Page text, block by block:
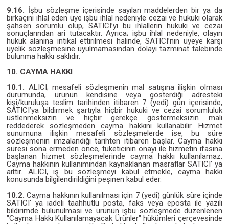
9.16. İşbu sözleşme içerisinde sayılan maddelerden bir ya da
birkaçını ihlal eden üye işbu ihlal nedeniyle cezai ve hukuki olarak
şahsen sorumlu olup, SATICI’yı bu ihlallerin hukuki ve cezai
sonuçlarından ari tutacaktır. Ayrıca; işbu ihlal nedeniyle, olayın
hukuk alanına intikal ettirilmesi halinde, SATICI’nın üyeye karşı
üyelik sözleşmesine uyulmamasından dolayı tazminat talebinde
bulunma hakkı saklıdır.
10. CAYMA HAKKI
10.1. ALICI; mesafeli sözleşmenin mal satışına ilişkin olması
durumunda, ürünün kendisine veya gösterdiği adresteki
kişi/kuruluşa teslim tarihinden itibaren 7 (yedi) gün içerisinde,
SATICI’ya bildirmek şartıyla hiçbir hukuki ve cezai sorumluluk
üstlenmeksizin ve hiçbir gerekçe göstermeksizin malı
reddederek sözleşmeden cayma hakkını kullanabilir. Hizmet
sunumuna ilişkin mesafeli sözleşmelerde ise, bu süre
sözleşmenin imzalandığı tarihten itibaren başlar. Cayma hakkı
süresi sona ermeden önce, tüketicinin onayı ile hizmetin ifasına
başlanan hizmet sözleşmelerinde cayma hakkı kullanılamaz.
Cayma hakkının kullanımından kaynaklanan masraflar SATICI’ ya
aittir. ALICI, iş bu sözleşmeyi kabul etmekle, cayma hakkı
konusunda bilgilendirildiğini peşinen kabul eder.
10.2. Cayma hakkının kullanılması için 7 (yedi) günlük süre içinde
SATICI' ya iadeli taahhütlü posta, faks veya eposta ile yazılı
bildirimde bulunulması ve ürünün işbu sözleşmede düzenlenen
"Cayma Hakkı Kullanılamayacak Ürünler" hükümleri çerçevesinde